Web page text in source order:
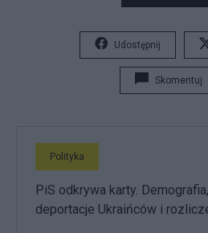
Udostępnij
Skomentuj
Polityka
PiS odkrywa karty.
deportacje Ukraińców i